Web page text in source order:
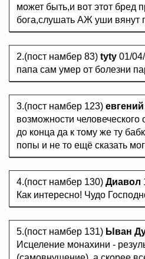
может быть,и вот этот бред
бога,слушать АЖ уши вянут
2.(пост намбер 83) tyty 01/
папа сам умер от болезни
3.(пост намбер 123) евгений
возможности
до конца да к тому же ту
попы и не то ещё сказать
4.(пост намбер 130) Диавол
Как интересно! Чудо
5.(пост намбер 131) Ыван
Исцеление монахини -